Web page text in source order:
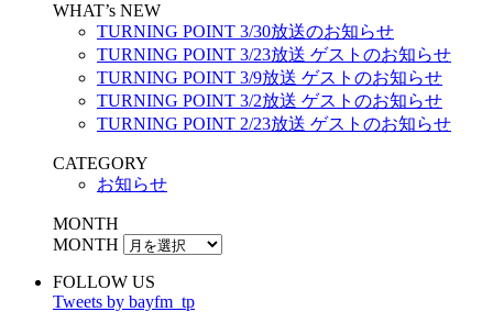
WHAT’s NEW
TURNING POINT 3/30放送のお知らせ
TURNING POINT 3/23放送 ゲストのお知らせ
TURNING POINT 3/9放送 ゲストのお知らせ
TURNING POINT 3/2放送 ゲストのお知らせ
TURNING POINT 2/23放送 ゲストのお知らせ
CATEGORY
お知らせ
MONTH
MONTH
FOLLOW US
Tweets by bayfm_tp